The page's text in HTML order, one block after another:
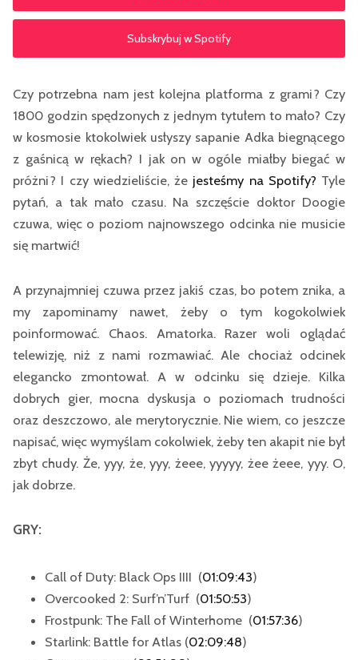
Subskrybuj w Spotify
Czy potrzebna nam jest kolejna platforma z grami? Czy
1800 godzin spędzonych z jednym tytułem to mało? Czy
w kosmosie ktokolwiek usłyszy sapanie Adka biegnącego
z gaśnicą w rękach? I jak on w ogóle miałby biegać w
próżni? I czy wiedzieliście, że jesteśmy na Spotify? Tyle
pytań, a tak mało czasu. Na szczęście doktor Doogie
czuwa, więc o poziom najnowszego odcinka nie musicie
się martwić!
A przynajmniej czuwa przez jakiś czas, bo potem znika, a
my zapominamy nawet, żeby o tym kogokolwiek
poinformować. Chaos. Amatorka. Razer woli oglądać
telewizję, niż z nami rozmawiać. Ale chociaż odcinek
elegancko zmontował. A w odcinku się dzieje. Kilka
dobrych gier, mocna dyskusja o poziomach trudności
oraz deszczowo, ale merytorycznie. Nie wiem, co jeszcze
napisać, więc wymyślam cokolwiek, żeby ten akapit nie był
zbyt chudy. Że, yyy, że, yyy, żeee, yyyyy, żee żeee, yyy. O,
jak dobrze.
GRY:
Call of Duty: Black Ops IIII (01:09:43)
Overcooked 2: Surf’n’Turf (01:50:53)
Frostpunk: The Fall of Winterhome (01:57:36)
Starlink: Battle for Atlas (02:09:48)